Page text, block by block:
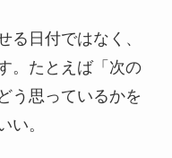
る日付ではなく、
。たとえば「次の
う思っているかを
い。